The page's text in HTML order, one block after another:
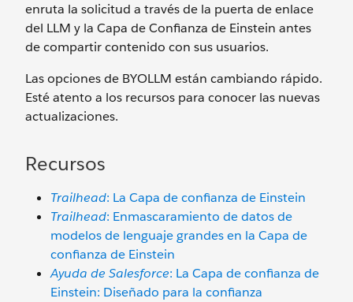
enruta la solicitud a través de la puerta de enlace
del LLM y la Capa de Confianza de Einstein antes
de compartir contenido con sus usuarios.
Las opciones de BYOLLM están cambiando rápido.
Esté atento a los recursos para conocer las nuevas
actualizaciones.
Recursos
Trailhead: La Capa de confianza de Einstein
Trailhead: Enmascaramiento de datos de
modelos de lenguaje grandes en la Capa de
confianza de Einstein
Ayuda de Salesforce: La Capa de confianza de
Einstein: Diseñado para la confianza